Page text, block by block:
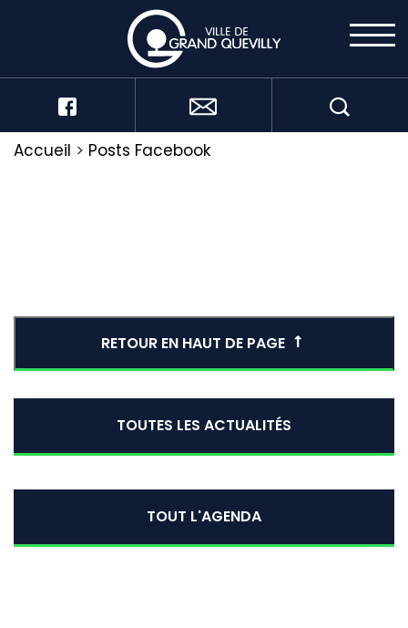
Accueil > Posts Facebook
RETOUR EN HAUT DE PAGE
TOUTES LES ACTUALITÉS
TOUT L'AGENDA